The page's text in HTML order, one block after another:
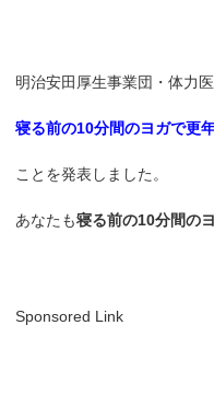
明治安田厚生事業団・体力
寝る前の10分間のヨガで更
ことを発表しました。
あなたも寝る前の10分間の
Sponsored Link